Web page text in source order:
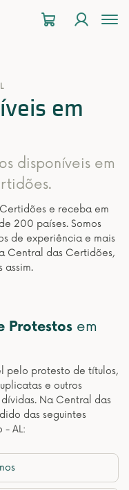
em
disponíveis em
e receba em
200 países. Somos
de experiência e mais
Central das Certidões,
assim.
Protestos em
pelo protesto de títulos,
e outros
Na Central das
das seguintes
- AL: